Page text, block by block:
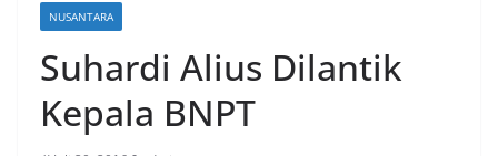
NUSANTARA
Suhardi Alius Dilantik
Kepala BNPT